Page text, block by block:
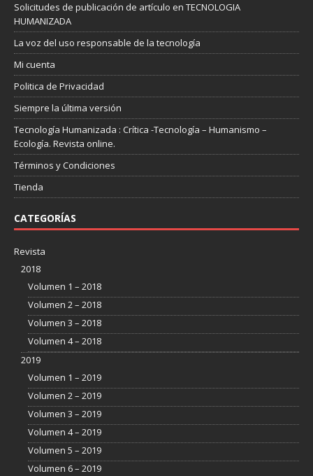
Solicitudes de publicación de artículo en TECNOLOGIA
HUMANIZADA
La voz del uso responsable de la tecnología
Mi cuenta
Politica de Privacidad
Siempre la última versión
Tecnología Humanizada : Crítica -Tecnología – Humanismo –
Ecología. Revista online.
Términos y Condiciones
Tienda
CATEGORÍAS
Revista
2018
Volumen 1 – 2018
Volumen 2 – 2018
Volumen 3 – 2018
Volumen 4 – 2018
2019
Volumen 1 – 2019
Volumen 2 – 2019
Volumen 3 – 2019
Volumen 4 – 2019
Volumen 5 – 2019
Volumen 6 – 2019